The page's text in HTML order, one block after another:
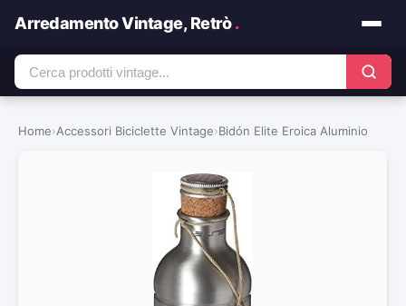
Arredamento Vintage, Retrò.
Home›Accessori Biciclette Vintage›Bidón Elite Eroica Aluminio